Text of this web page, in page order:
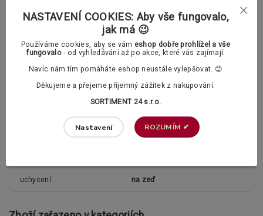
Parametry
typ garnýže jednořadá
materiál garnýže mosaz
uchycení na zeď
NASTAVENÍ COOKIES: Aby vše fungovalo,
jak má 😉
Používáme cookies, aby se vám eshop dobře prohlížel a vše
fungovalo- od vyhledávání až po akce, které vás zajímají.
Navíc nám tím pomáháte eshop neustále vylepšovat. 😊
Děkujeme a přejeme příjemný zážitek z nakupování.
SORTIMENT 24 s.r.o.
Nastavení ROZUMÍM ✔